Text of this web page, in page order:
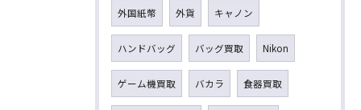
外国紙幣 外貨 キャノン
ハンドバッグ バッグ買取 Nikon
ゲーム機買取 バカラ 食器買取